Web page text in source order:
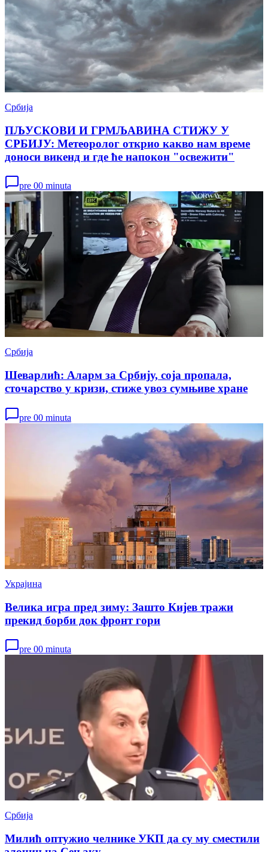
Србија
ПЉУСКОВИ И ГРМЉАВИНА СТИЖУ У
СРБИЈУ: Метеоролог открио какво нам време
доноси викенд и где ће напокон "освежити"
pre 00 minuta
Србија
Шеварлић: Аларм за Србију, соја пропала,
сточарство у кризи, стиже увоз сумњиве хране
pre 00 minuta
Украјина
Велика игра пред зиму: Зашто Кијев тражи
прекид борби док фронт гори
pre 00 minuta
Србија
Милић оптужио челнике УКП да су му сместили